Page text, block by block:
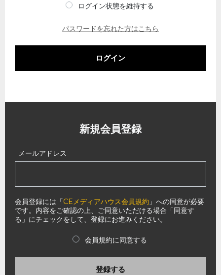
ログイン状態を維持する
パスワードを忘れた方はこちら
ログイン
新規会員登録
メールアドレス
会員登録には「CEメディアハウス会員規約 」への同意が必要
です。内容をご確認の上、ご同意いただける場合「同意す
る」にチェックをして、登録にお進みください。
会員規約に同意する
登録する